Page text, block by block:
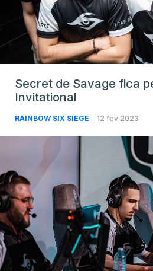
Secret de Savage fica
Invitational
RAINBOW SIX SIEGE 12 fev 2023